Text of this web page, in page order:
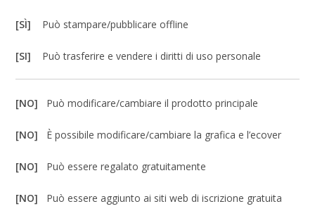
[SÌ] Può stampare/pubblicare offline
[SI] Può trasferire e vendere i diritti di uso personale
[NO] Può modificare/cambiare il prodotto principale
[NO] È possibile modificare/cambiare la grafica e l’ecover
[NO] Può essere regalato gratuitamente
[NO] Può essere aggiunto ai siti web di iscrizione gratuita